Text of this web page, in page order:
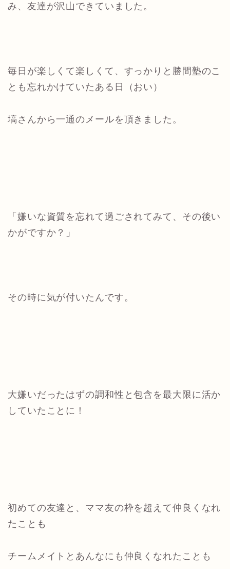
み、友達が沢山できていました。
毎日が楽しくて楽しくて、すっかりと勝間塾のこ
とも忘れかけていたある日（おい）
塙さんから一通のメールを頂きました。
「嫌いな資質を忘れて過ごされてみて、その後い
かがですか？」
その時に気が付いたんです。
大嫌いだったはずの調和性と包含を最大限に活か
していたことに！
初めての友達と、ママ友の枠を超えて仲良くなれ
たことも
チームメイトとあんなにも仲良くなれたことも